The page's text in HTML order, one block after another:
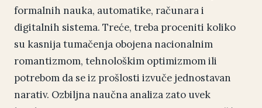
formalnih nauka, automatike, računara i
digitalnih sistema. Treće, treba proceniti koliko
su kasnija tumačenja obojena nacionalnim
romantizmom, tehnološkim optimizmom ili
potrebom da se iz prošlosti izvuče jednostavan
narativ. Ozbiljna naučna analiza zato uvek